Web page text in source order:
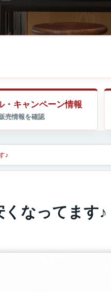
・キャンペーン情報
♪
なってます♪